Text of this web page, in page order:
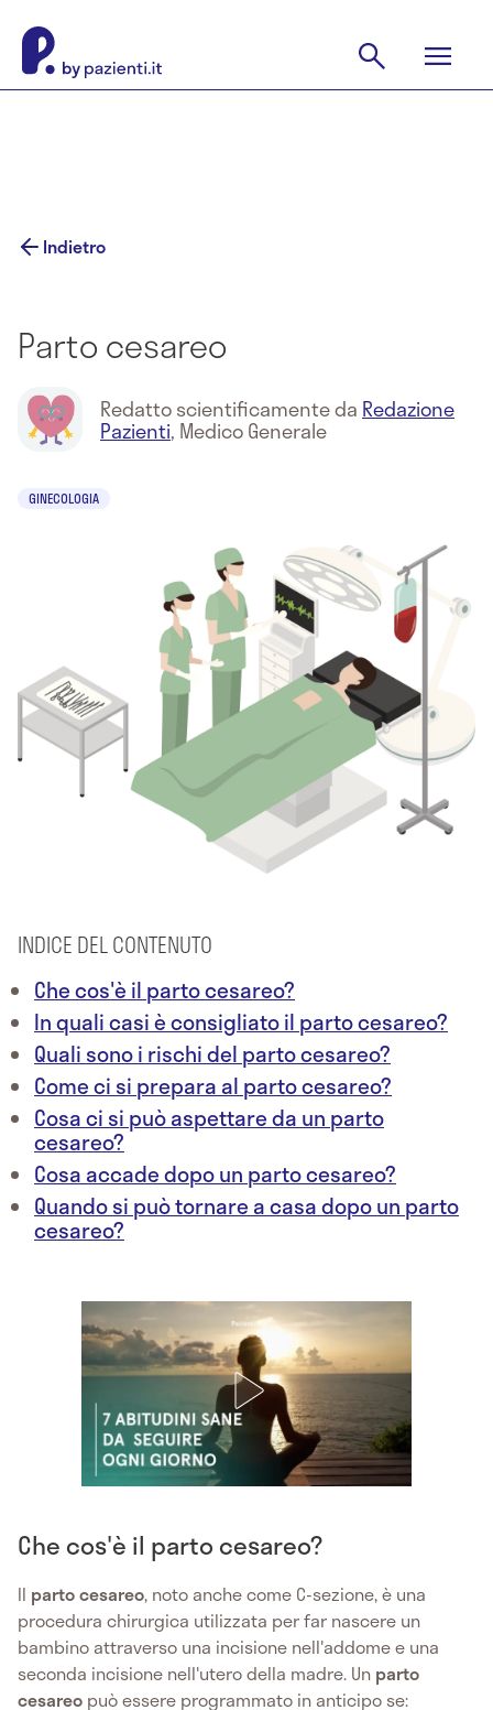
Indietro
Parto cesareo
Redatto scientificamente da Redazione
Pazienti, Medico Generale
GINECOLOGIA
INDICE DEL CONTENUTO
Che cos'è il parto cesareo?
In quali casi è consigliato il parto cesareo?
Quali sono i rischi del parto cesareo?
Come ci si prepara al parto cesareo?
Cosa ci si può aspettare da un parto
cesareo?
Cosa accade dopo un parto cesareo?
Quando si può tornare a casa dopo un parto
cesareo?
Che cos'è il parto cesareo?
Il parto cesareo, noto anche come C-sezione, è una
procedura chirurgica utilizzata per far nascere un
bambino attraverso una incisione nell'addome e una
seconda incisione nell'utero della madre. Un parto
cesareo può essere programmato in anticipo se: